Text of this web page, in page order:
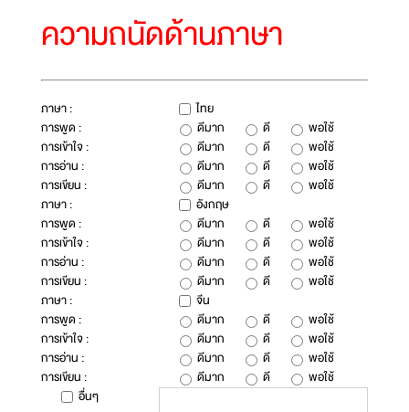
ความถนัดด้านภาษา
ภาษา :
ไทย
การพูด :
ดีมาก ดี
พอใช้
การเข้าใจ :
ดีมาก ดี
พอใช้
การอ่าน :
ดีมาก ดี
พอใช้
การเขียน :
ดีมาก ดี
พอใช้
ภาษา :
อังกฤษ
การพูด :
ดีมาก ดี
พอใช้
การเข้าใจ :
ดีมาก ดี
พอใช้
การอ่าน :
ดีมาก ดี
พอใช้
การเขียน :
ดีมาก ดี
พอใช้
ภาษา :
จีน
การพูด :
ดีมาก ดี
พอใช้
การเข้าใจ :
ดีมาก ดี
พอใช้
การอ่าน :
ดีมาก ดี
พอใช้
การเขียน :
ดีมาก ดี
พอใช้
อื่นๆ